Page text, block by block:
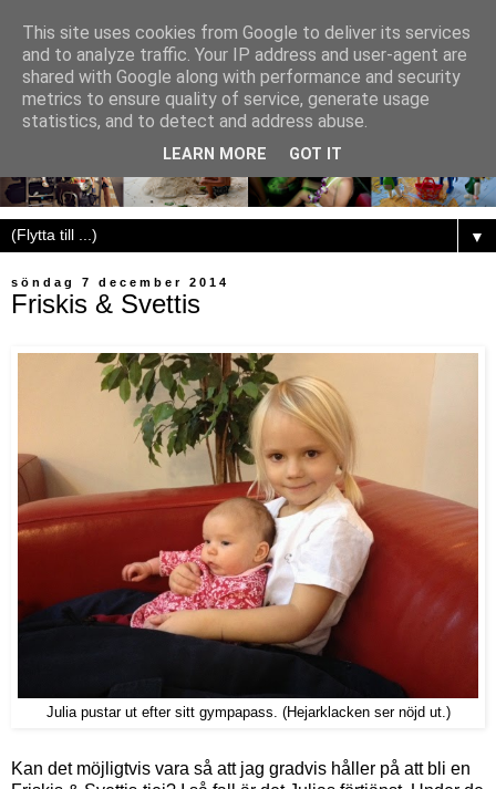
▼
söndag 7 december 2014
Friskis & Svettis
Julia pustar ut efter sitt gympapass. (Hejarklacken ser nöjd ut.)
Kan det möjligtvis vara så att jag gradvis håller på att bli en
This site uses cookies from Google to deliver its services
and to analyze traffic. Your IP address and user-agent are
shared with Google along with performance and security
metrics to ensure quality of service, generate usage
statistics, and to detect and address abuse.
LEARN MORE GOT IT